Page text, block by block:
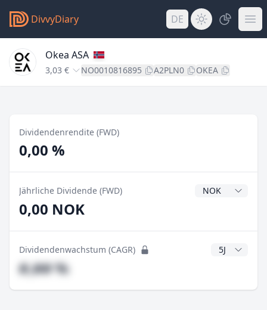
DivvyDiary DE
Okea ASA
3,03 € NO0010816895 A2PLN0 OKEA
Dividendenrendite (FWD)
0,00 %
Jährliche Dividende (FWD)
0,00 NOK
Dividendenwachstum (CAGR) CAGR Jahre
#,## %